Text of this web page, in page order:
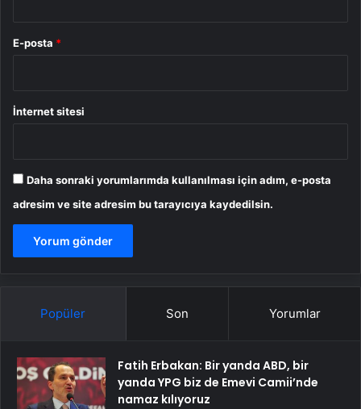
E-posta *
İnternet sitesi
Daha sonraki yorumlarımda kullanılması için adım, e-posta
adresim ve site adresim bu tarayıcıya kaydedilsin.
Popüler Son Yorumlar
Fatih Erbakan: Bir yanda ABD, bir
yanda YPG biz de Emevi Camii’nde
namaz kılıyoruz